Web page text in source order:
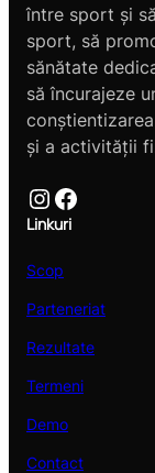
între sport și
sport, să
sănătate
să încurajeze
și a activității
Instagram Facebook
Linkuri
Scop
Parteneriat
Rezultate
Termeni
Demo
Contact